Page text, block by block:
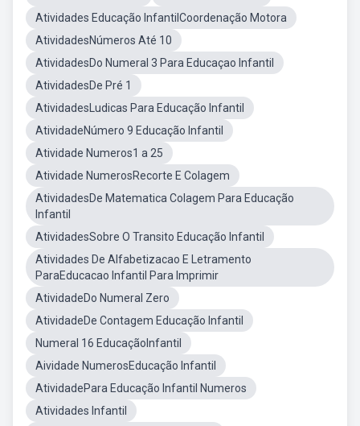
Atividades Educação InfantilCoordenação Motora
AtividadesNúmeros Até 10
AtividadesDo Numeral 3 Para Educaçao Infantil
AtividadesDe Pré 1
AtividadesLudicas Para Educação Infantil
AtividadeNúmero 9 Educação Infantil
Atividade Numeros1 a 25
Atividade NumerosRecorte E Colagem
AtividadesDe Matematica Colagem Para Educação
Infantil
AtividadesSobre O Transito Educação Infantil
Atividades De Alfabetizacao E Letramento
ParaEducacao Infantil Para Imprimir
AtividadeDo Numeral Zero
AtividadeDe Contagem Educação Infantil
Numeral 16 EducaçãoInfantil
Aividade NumerosEducação Infantil
AtividadePara Educação Infantil Numeros
Atividades Infantil